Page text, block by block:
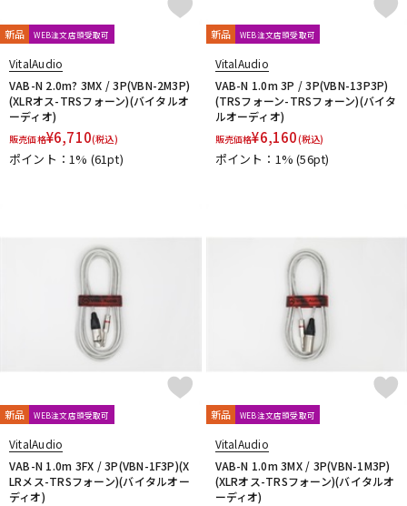
新品 WEB注文店頭受取可
VitalAudio
VAB-N 2.0m? 3MX / 3P(VBN-2M3P)
(XLRオス-TRSフォーン)(バイタルオ
ーディオ)
販売価格¥6,710(税込)
ポイント：1% (61pt)
新品 WEB注文店頭受取可
VitalAudio
VAB-N 1.0m 3P / 3P(VBN-13P3P)
(TRSフォーン-TRSフォーン)(バイタ
ルオーディオ)
販売価格¥6,160(税込)
ポイント：1%(56pt)
新品 WEB注文店頭受取可
VitalAudio
VAB-N 1.0m 3FX / 3P(VBN-1F3P)(X
LRメス-TRSフォーン)(バイタルオー
ディオ)
新品 WEB注文店頭受取可
VitalAudio
VAB-N 1.0m 3MX / 3P(VBN-1M3P)
(XLRオス-TRSフォーン)(バイタルオ
ーディオ)